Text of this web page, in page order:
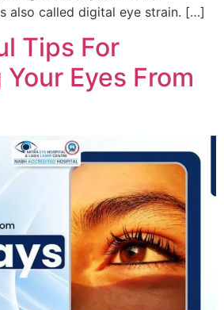
also called digital eye strain. […]
Tips For
Eyes From